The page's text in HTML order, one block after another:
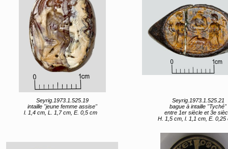
Seyrig.1973.1.525.19
intaille "jeune femme assise"
l. 1,4 cm, L. 1,7 cm, E. 0,5 cm
Seyrig.1973.1.525.21
bague à intaille "Tyché"
entre 1er siècle et 3e
H. 1,5 cm, l. 1,1 cm, E. 0,25